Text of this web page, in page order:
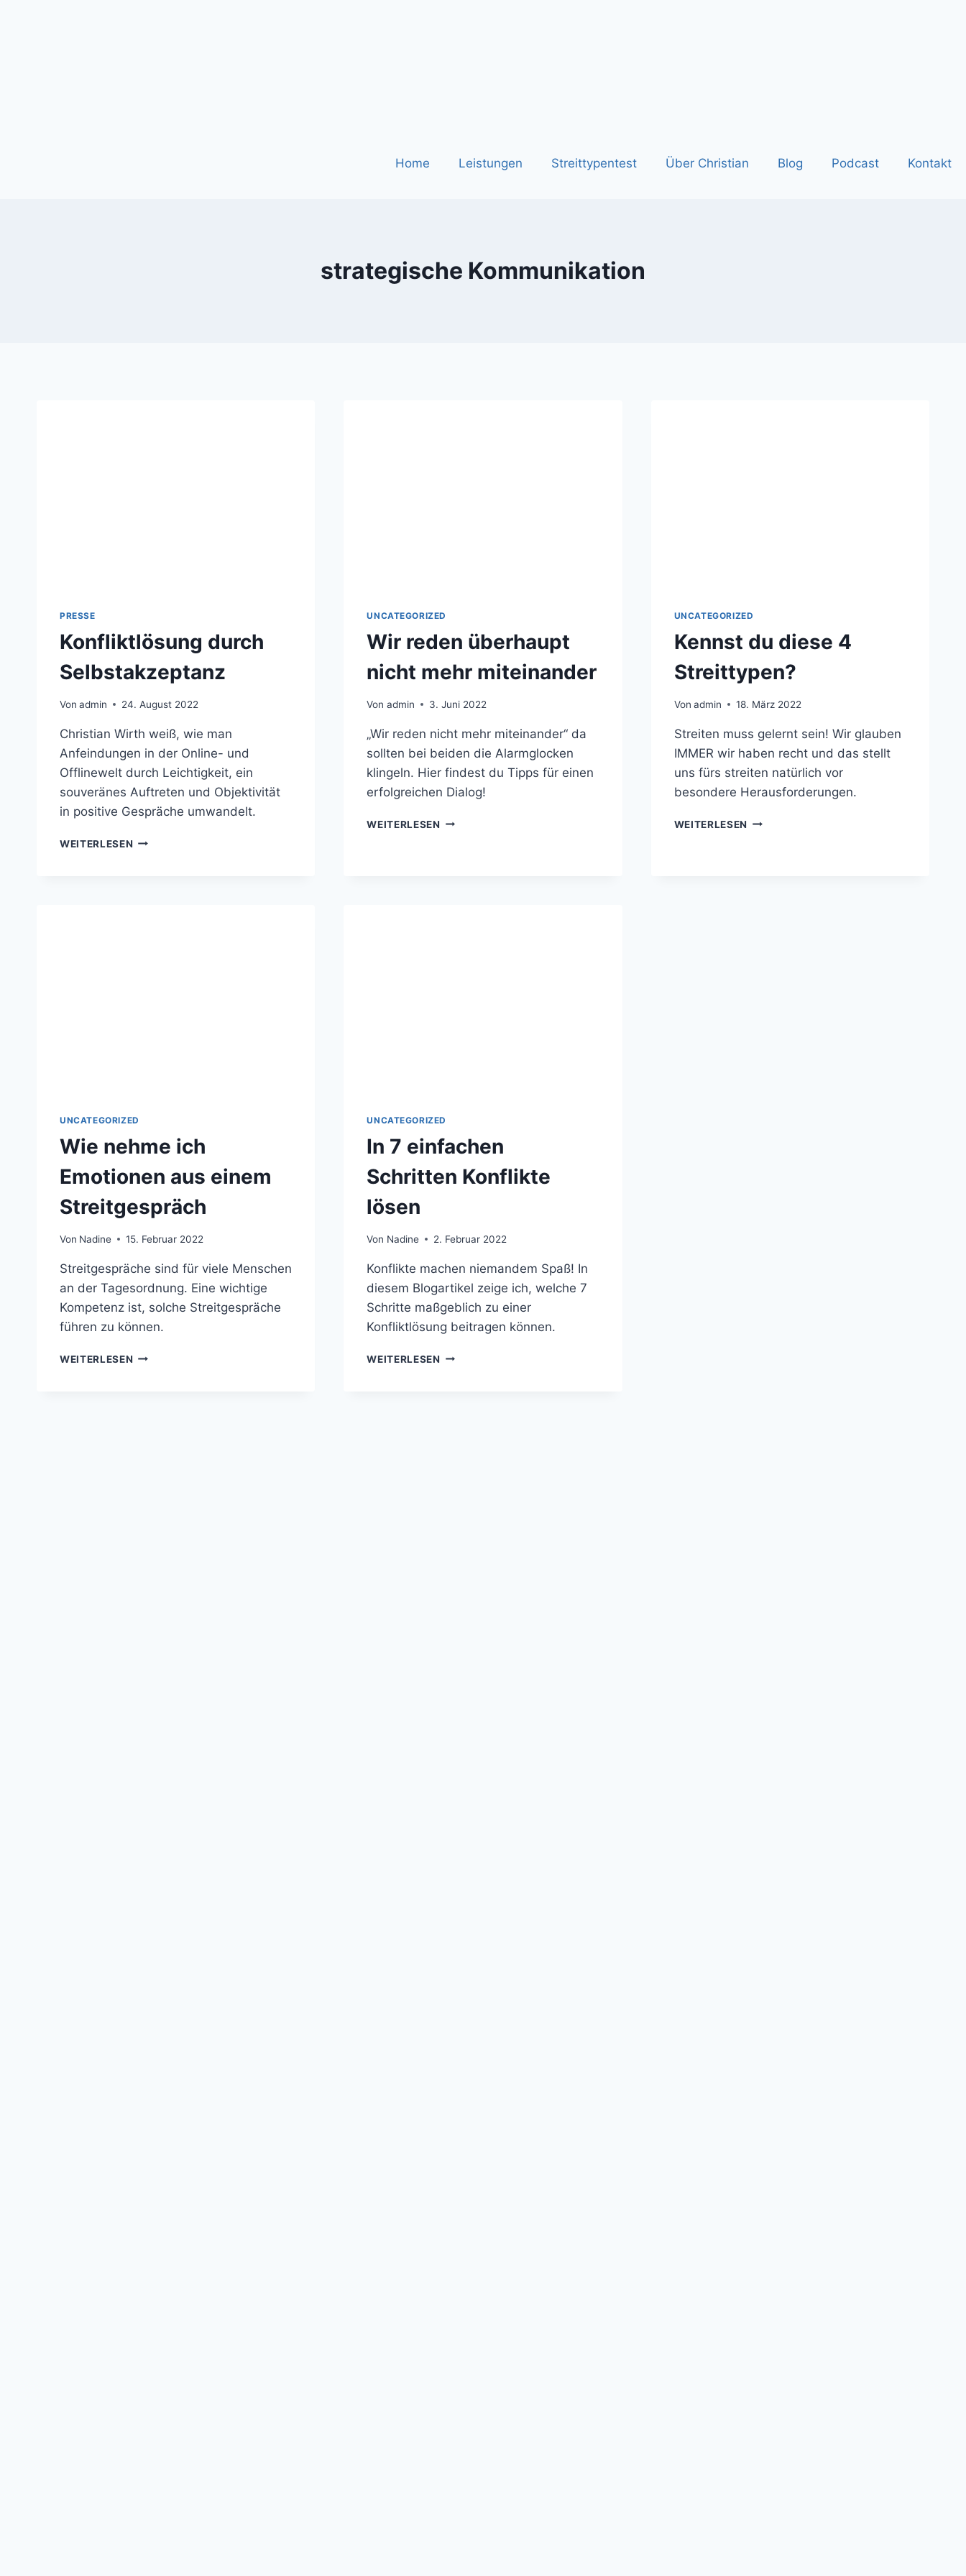
Home Leistungen Streittypentest Über Christian Blog Podcast Kontakt
strategische Kommunikation
PRESSE
Konfliktlösung durch
Selbstakzeptanz
Von admin 24. August 2022
Christian Wirth weiß, wie man
Anfeindungen in der Online- und
Offlinewelt durch Leichtigkeit, ein
souveränes Auftreten und Objektivität
in positive Gespräche umwandelt.
WEITERLESEN
UNCATEGORIZED
Wir reden überhaupt
nicht mehr miteinander
Von admin 3. Juni 2022
„Wir reden nicht mehr miteinander“ da
sollten bei beiden die Alarmglocken
klingeln. Hier findest du Tipps für einen
erfolgreichen Dialog!
WEITERLESEN
UNCATEGORIZED
Kennst du diese 4
Streittypen?
Von admin 18. März 2022
Streiten muss gelernt sein! Wir glauben
IMMER wir haben recht und das stellt
uns fürs streiten natürlich vor
besondere Herausforderungen.
WEITERLESEN
UNCATEGORIZED
Wie nehme ich
Emotionen aus einem
Streitgespräch
Von Nadine 15. Februar 2022
Streitgespräche sind für viele Menschen
an der Tagesordnung. Eine wichtige
Kompetenz ist, solche Streitgespräche
führen zu können.
WEITERLESEN
UNCATEGORIZED
In 7 einfachen
Schritten Konflikte
lösen
Von Nadine 2. Februar 2022
Konflikte machen niemandem Spaß! In
diesem Blogartikel zeige ich, welche 7
Schritte maßgeblich zu einer
Konfliktlösung beitragen können.
WEITERLESEN